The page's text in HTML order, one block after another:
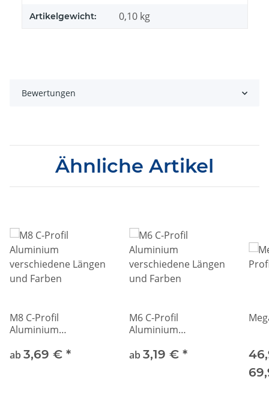
Artikelgewicht: 0,10 kg
Bewertungen
Ähnliche Artikel
M8 C-Profil
Aluminium
und Farben
ab 3,69 € *
M6 C-Profil
Aluminium
und Farben
ab 3,19 € *